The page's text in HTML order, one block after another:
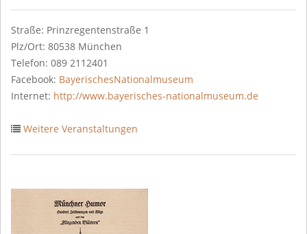
Straße: Prinzregentenstraße 1
Plz/Ort: 80538 München
Telefon: 089 2112401
Facebook: BayerischesNationalmuseum
Internet: http://www.bayerisches-nationalmuseum.de
Weitere Veranstaltungen